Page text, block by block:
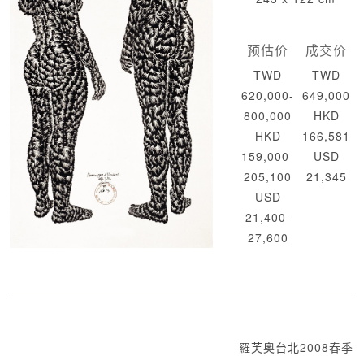
预估价
TWD
620,000-
800,000
HKD
159,000-
205,100
USD
21,400-
27,600
成交价
TWD
649,000
HKD
166,581
USD
21,345
羅芙奧台北2008春季